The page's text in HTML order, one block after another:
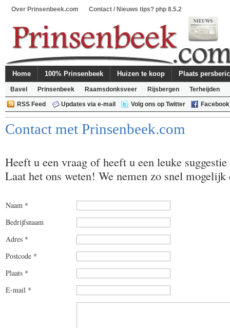
Over Prinsenbeek.com Contact / Nieuws tips? php 8.5.2
Home 100% Prinsenbeek Huizen te koop Plaats
Bavel Prinsenbeek Raamsdonksveer Rijsbergen Terheijden
RSS Feed Updates via e-mail Volg ons op Twitter Facebook
Contact met Prinsenbeek.com
Heeft u een vraag of heeft u een leuke
Laat het ons weten! We nemen zo snel
Naam *
Bedrijfsnaam
Adres *
Postcode *
Plaats *
E-mail *